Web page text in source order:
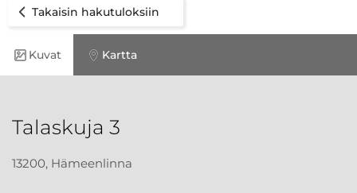
Takaisin hakutuloksiin
Kuvat Kartta
Talaskuja 3
13200, Hämeenlinna